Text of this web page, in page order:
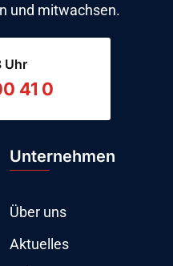
und mitwachsen.
Uhr
41 0
Unternehmen
Über uns
Aktuelles